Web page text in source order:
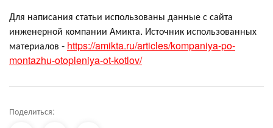
Для написания статьи использованы данные с сайта
инженерной компании Амикта. Источник использованных
материалов - https://amikta.ru/articles/kompaniya-po-
montazhu-otopleniya-ot-kotlov/
Поделиться: